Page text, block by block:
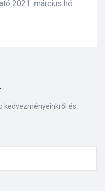
2021. március hó
kedvezményeinkről és